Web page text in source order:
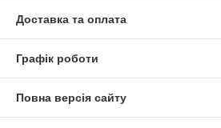
Доставка та оплата
Графік роботи
Повна версія сайту